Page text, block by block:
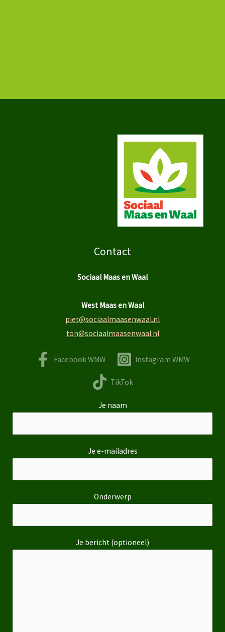
Contact
Sociaal Maas en Waal
West Maas en Waal
piet@sociaalmaasenwaal.nl
ton@sociaalmaasenwaal.nl
Facebook WMW Instagram WMW
TikTok
Je naam
Je e-mailadres
Onderwerp
Je bericht (optioneel)